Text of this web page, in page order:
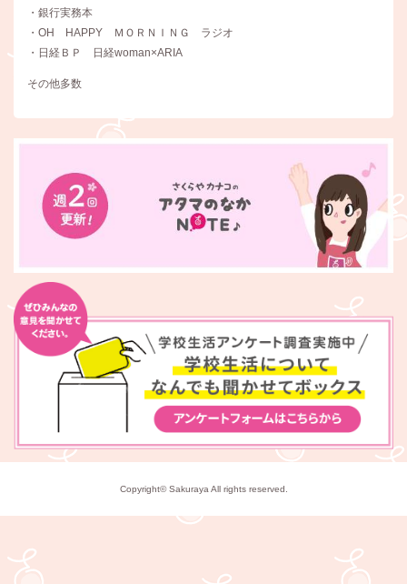
・銀行実務本
・OH HAPPY ＭＯＲＮＩＮＧ ラジオ
・日経ＢＰ 日経woman×ARIA
その他多数
Copyright© Sakuraya All rights reserved.